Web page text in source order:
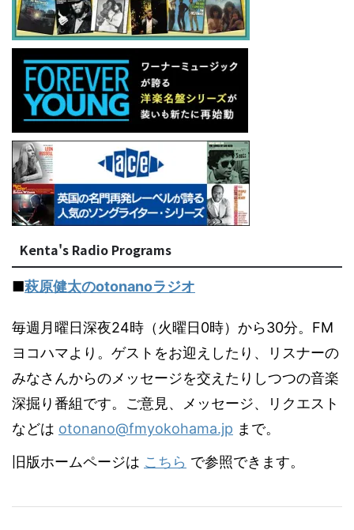
Kenta's Radio Programs
■萩原健太のotonanoラジオ
毎週月曜日深夜24時（火曜日0時）から30分。FM
ヨコハマより。ゲストをお迎えしたり、リスナーの
みなさんからのメッセージを交えたりしつつの音楽
深掘り番組です。ご意見、メッセージ、リクエスト
などは otonano@fmyokohama.jp まで。
旧版ホームページは こちら で参照できます。